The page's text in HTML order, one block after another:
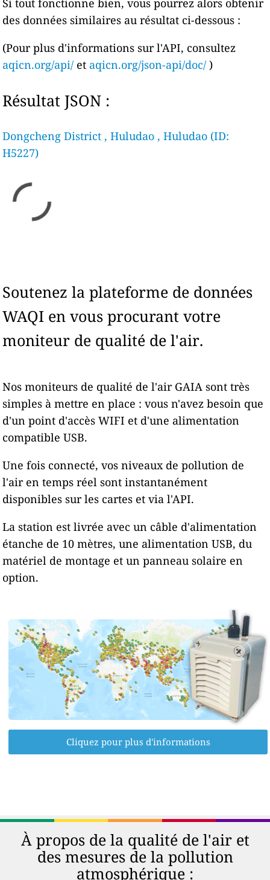
Si tout fonctionne bien, vous pourrez alors obtenir
des données similaires au résultat ci-dessous :
(Pour plus d'informations sur l'API, consultez
aqicn.org/api/ et aqicn.org/json-api/doc/ )
Résultat JSON :
Dongcheng District , Huludao , Huludao (ID:
H5227)
Soutenez la plateforme de données
WAQI en vous procurant votre
moniteur de qualité de l'air.
Nos moniteurs de qualité de l'air GAIA sont très
simples à mettre en place : vous n'avez besoin que
d'un point d'accès WIFI et d'une alimentation
compatible USB.
Une fois connecté, vos niveaux de pollution de
l'air en temps réel sont instantanément
disponibles sur les cartes et via l'API.
La station est livrée avec un câble d'alimentation
étanche de 10 mètres, une alimentation USB, du
matériel de montage et un panneau solaire en
option.
Cliquez pour plus d'informations
À propos de la qualité de l'air et
des mesures de la pollution
atmosphérique :